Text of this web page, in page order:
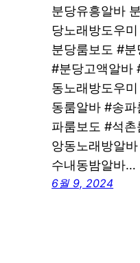
분당유흥알바
당노래방도우
분당룸보도 #
#분당고액알바
동노래방도우
동룸알바 #송
파룸보도 #석
앙동노래방알
수내동밤알바…
6월 9, 2024